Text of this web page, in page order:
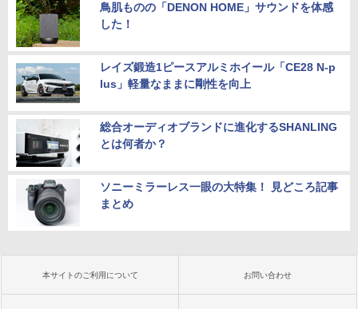
鳥肌ものの「DENON HOME」サウンドを体感
した！
レイズ鍛造1ピースアルミホイール「CE28 N-p
lus」軽量なままに剛性を向上
総合オーディオブランドに進化するSHANLING
とは何者か？
ソニーミラーレス一眼の大特集！ 見どころ記事
まとめ
本サイトのご利用について お問い合わせ